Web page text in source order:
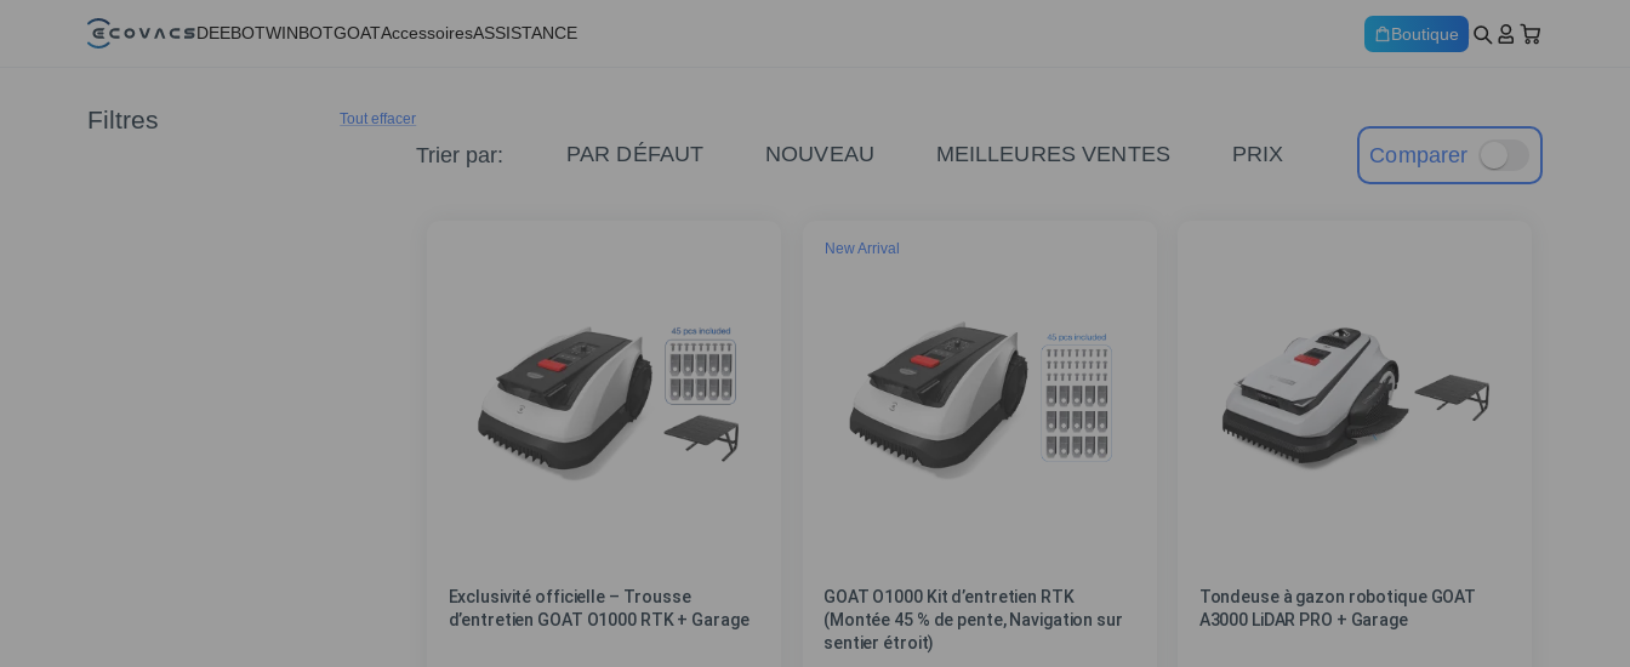
DEEBOTWINBOTGOATAccessoiresASSISTANCE Boutique
Trier par: PAR DÉFAUT NOUVEAU MEILLEURES VENTES PRIX Comparer
Exclusivité officielle – Trousse
d’entretien GOAT O1000 RTK + Garage
New Arrival
GOAT O1000 Kit d’entretien RTK
(Montée 45 % de pente, Navigation sur
sentier étroit)
Tondeuse à gazon robotique GOAT
A3000 LiDAR PRO + Garage
Filtres Tout effacer